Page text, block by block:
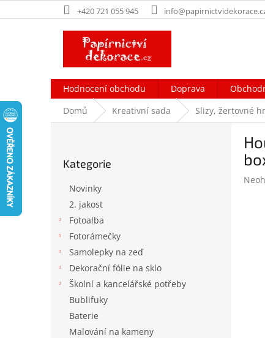
na
+420 721 055 945
Hodnocení obchodu Doprava
Domů
Kreativní sada Slizy, žertovné
kategorie
Kategorie
Novinky
2. jakost
Fotoalba
Fotorámečky
Samolepky na zeď
Dekorační fólie na sklo
Školní a kancelářské potřeby
Bublifuky
Baterie
Malování na kameny